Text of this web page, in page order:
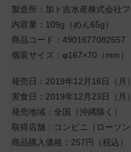
製造所：加ト吉水産株式会社
内容量：109g（めん65g）
商品コード：4901677082657
個装サイズ：φ167×70（mm）
発売日：2019年12月16日（月）
実食日：2019年12月23日（月）
発売地域：全国（沖縄除く）
取得店舗：コンビニ（ローソン
商品購入価格：257円（税込）